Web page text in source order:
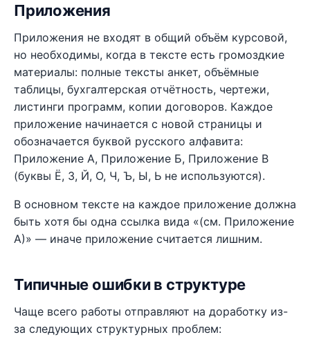
Приложения
Приложения не входят в общий объём курсовой,
но необходимы, когда в тексте есть громоздкие
материалы: полные тексты анкет, объёмные
таблицы, бухгалтерская отчётность, чертежи,
листинги программ, копии договоров. Каждое
приложение начинается с новой страницы и
обозначается буквой русского алфавита:
Приложение А, Приложение Б, Приложение В
(буквы Ё, З, Й, О, Ч, Ъ, Ы, Ь не используются).
В основном тексте на каждое приложение должна
быть хотя бы одна ссылка вида «(см. Приложение
А)» — иначе приложение считается лишним.
Типичные ошибки в структуре
Чаще всего работы отправляют на доработку из-
за следующих структурных проблем: